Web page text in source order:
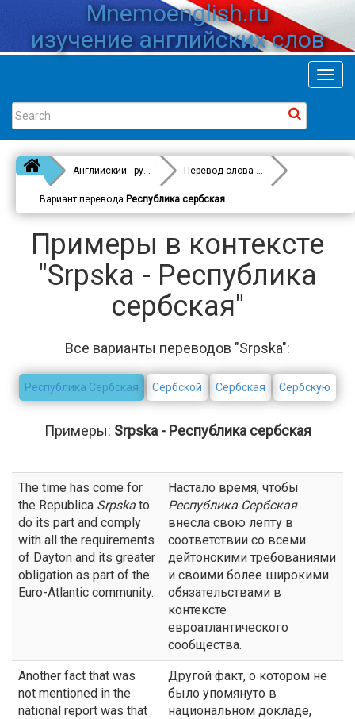
Mnemoenglish.ru
изучение английских слов
Английский - русский Перевод слова
Srpska
Вариант перевода Республика сербская
Примеры в контексте
"Srpska - Республика
сербская"
Все варианты переводов "Srpska":
Республика Сербская Сербской Сербская Сербскую
Примеры: Srpska - Республика сербская
The time has come for
the Republica Srpska to
do its part and comply
with all the requirements
of Dayton and its greater
obligation as part of the
Euro-Atlantic community.
Настало время, чтобы
Республика Сербская
внесла свою лепту в
соответствии со всеми
дейтонскими требованиями
и своими более широкими
обязательствами в
контексте
евроатлантического
сообщества.
Another fact that was
not mentioned in the
national report was that
Другой факт, о котором не
было упомянуто в
национальном докладе,